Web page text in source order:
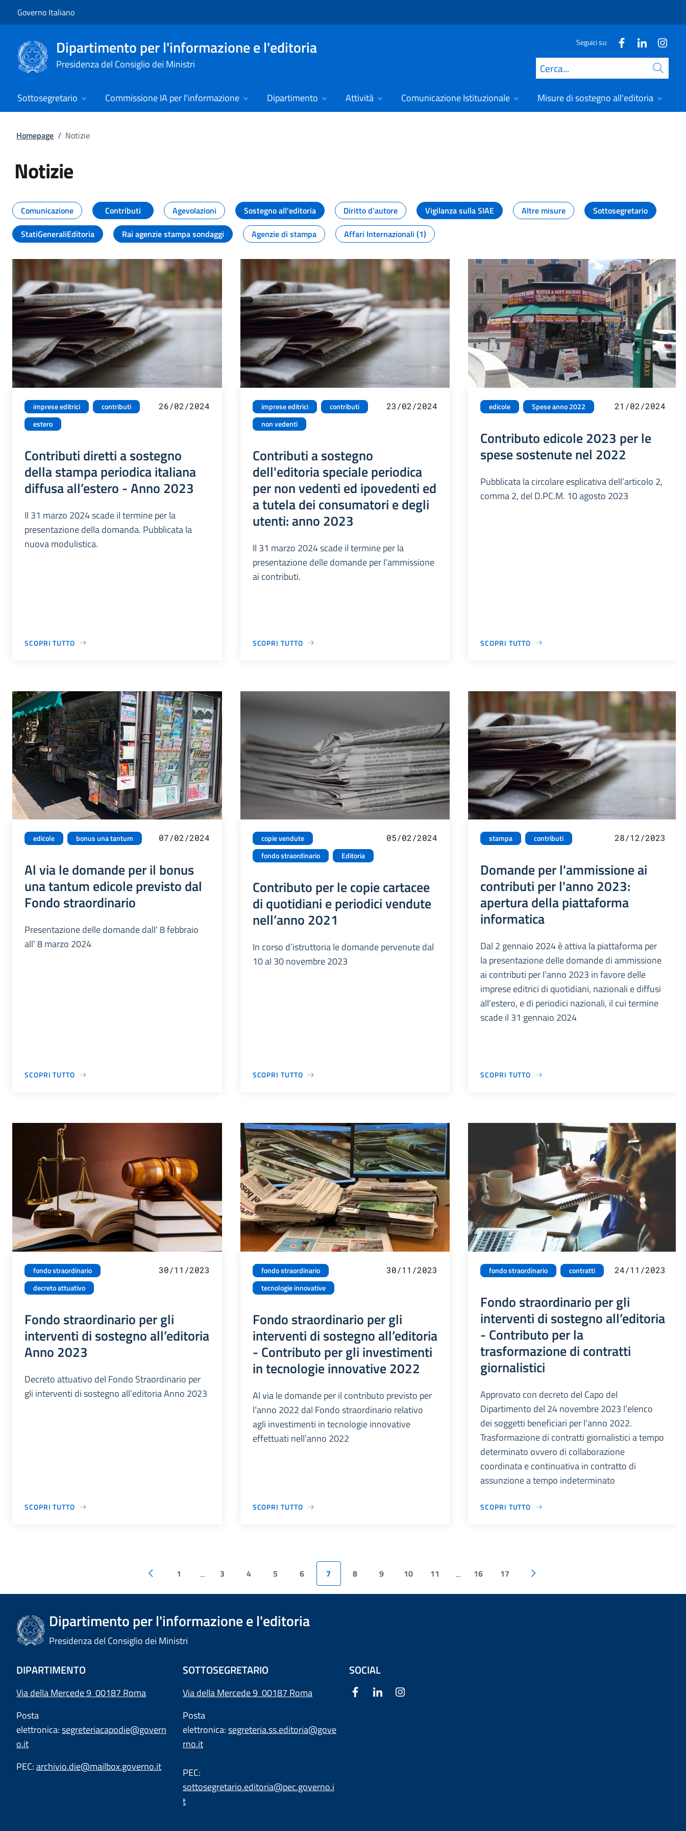
Governo Italiano
Dipartimento per l'informazione e l'editoria
Presidenza del Consiglio dei Ministri
Seguici su:
Cerca
Sottosegretario Commissione IA per l'informazione Dipartimento Attività Comunicazione Istituzionale Misure di sostegno all'editoria
Homepage / Notizie
Notizie
Tutti i contenuti della pagina Notizie
Comunicazione Contributi Agevolazioni Sostegno all'editoria Diritto d'autore Vigilanza sulla SIAE Altre misure
Sottosegretario
StatiGeneraliEditoria
Rai agenzie stampa sondaggi Agenzie di stampa Affari Internazionali (1)
imprese editrici
contributi
estero
26/02/2024
Contributi diretti a sostegno
della stampa periodica italiana
diffusa all’estero - Anno 2023
Il 31 marzo 2024 scade il termine per la
presentazione della domanda. Pubblicata la
nuova modulistica.
SCOPRI TUTTO
imprese editrici
contributi
non vedenti
23/02/2024
Contributi a sostegno
dell'editoria speciale periodica
per non vedenti ed ipovedenti ed
a tutela dei consumatori e degli
utenti: anno 2023
Il 31 marzo 2024 scade il termine per la
presentazione delle domande per l’ammissione
ai contributi.
SCOPRI TUTTO
edicole Spese anno 2022 21/02/2024
Contributo edicole 2023 per le
spese sostenute nel 2022
Pubblicata la circolare esplicativa dell’articolo 2,
comma 2, del D.PC.M. 10 agosto 2023
SCOPRI TUTTO
edicole bonus una tantum 07/02/2024
Al via le domande per il bonus
una tantum edicole previsto dal
Fondo straordinario
Presentazione delle domande dall' 8 febbraio
all' 8 marzo 2024
SCOPRI TUTTO
copie vendute
fondo straordinario
Editoria
05/02/2024
Contributo per le copie cartacee
di quotidiani e periodici vendute
nell’anno 2021
In corso d’istruttoria le domande pervenute dal
10 al 30 novembre 2023
SCOPRI TUTTO
stampa contributi 28/12/2023
Domande per l'ammissione ai
contributi per l'anno 2023:
apertura della piattaforma
informatica
Dal 2 gennaio 2024 è attiva la piattaforma per
la presentazione delle domande di ammissione
ai contributi per l’anno 2023 in favore delle
imprese editrici di quotidiani, nazionali e diffusi
all'estero, e di periodici nazionali, il cui termine
scade il 31 gennaio 2024
SCOPRI TUTTO
fondo straordinario
decreto attuativo
30/11/2023
Fondo straordinario per gli
interventi di sostegno all’editoria
Anno 2023
Decreto attuativo del Fondo Straordinario per
gli interventi di sostegno all’editoria Anno 2023
SCOPRI TUTTO
fondo straordinario
tecnologie innovative
30/11/2023
Fondo straordinario per gli
interventi di sostegno all’editoria
- Contributo per gli investimenti
in tecnologie innovative 2022
Al via le domande per il contributo previsto per
l’anno 2022 dal Fondo straordinario relativo
agli investimenti in tecnologie innovative
effettuati nell’anno 2022
SCOPRI TUTTO
fondo straordinario contratti 24/11/2023
Fondo straordinario per gli
interventi di sostegno all’editoria
- Contributo per la
trasformazione di contratti
giornalistici
Approvato con decreto del Capo del
Dipartimento del 24 novembre 2023 l’elenco
dei soggetti beneficiari per l’anno 2022.
Trasformazione di contratti giornalistici a tempo
determinato ovvero di collaborazione
coordinata e continuativa in contratto di
assunzione a tempo indeterminato
SCOPRI TUTTO
1 ... 3 4 5 6 7 8 9 10 11 ... 16 17
Dipartimento per l'informazione e l'editoria
Presidenza del Consiglio dei Ministri
DIPARTIMENTO
Via della Mercede 9 00187 Roma
Posta
elettronica:segreteriacapodie@govern
o.it
PEC:archivio.die@mailbox.governo.it
SOTTOSEGRETARIO
Via della Mercede 9 00187 Roma
Posta
elettronica:segreteria.ss.editoria@gove
rno.it
PEC:
sottosegretario.editoria@pec.governo.i
t
SOCIAL